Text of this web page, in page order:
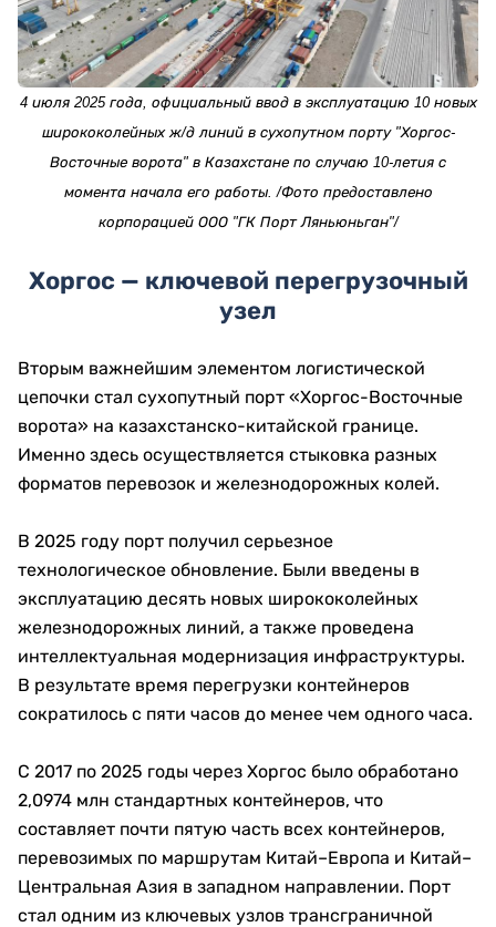
4 июля 2025 года, официальный ввод в эксплуатацию 10 новых
ширококолейных ж/д линий в сухопутном порту "Хоргос-
Восточные ворота" в Казахстане по случаю 10-летия с
момента начала его работы. /Фото предоставлено
корпорацией ООО "ГК Порт Ляньюньган"/
Хоргос — ключевой перегрузочный
узел
Вторым важнейшим элементом логистической
цепочки стал сухопутный порт «Хоргос-Восточные
ворота» на казахстанско-китайской границе.
Именно здесь осуществляется стыковка разных
форматов перевозок и железнодорожных колей.
В 2025 году порт получил серьезное
технологическое обновление. Были введены в
эксплуатацию десять новых ширококолейных
железнодорожных линий, а также проведена
интеллектуальная модернизация инфраструктуры.
В результате время перегрузки контейнеров
сократилось с пяти часов до менее чем одного часа.
С 2017 по 2025 годы через Хоргос было обработано
2,0974 млн стандартных контейнеров, что
составляет почти пятую часть всех контейнеров,
перевозимых по маршрутам Китай–Европа и Китай–
Центральная Азия в западном направлении. Порт
стал одним из ключевых узлов трансграничной